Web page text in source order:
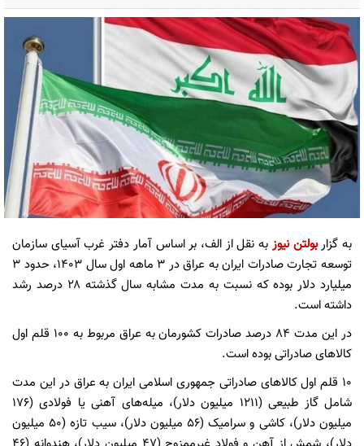
به گزاربولتن نیوز به نقل از الف، بر اساس آمار دفتر غرب آسیای سازمان
توسعه تجارت صادرات ایران به عراق در ۳ ماهه اول سال ۱۴۰۳، حدود ۳
میلیارد دلار بوده که نسبت به مدت مشابه سال گذشته ۲۸ درصد رشد
داشته است.
در این مدت ۸۴ درصد صادرات کشورمان به عراق مربوط به ۱۰۰ قلم اول
کالاهای صادراتی بوده است.
۱۰ قلم اول کالاهای صادراتی جمهوری اسلامی ایران به عراق در این مدت
شامل گاز طبیعی (۱۲۱۱ میلیون دلار)، میله‌های آهنی یا فولادی (۱۷۶
میلیون دلار)، کاشی و سرامیک (۵۶ میلیون دلار)، سیب تازه (۵۰ میلیون